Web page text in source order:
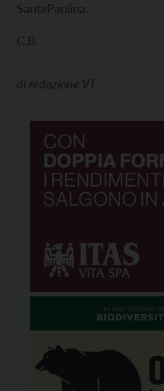
SantaPaolina.
C.B.
di redazione VT